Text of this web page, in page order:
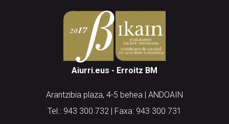
Aiurri.eus - Erroitz BM
Arantzibia plaza, 4-5 behea | ANDOAIN
Tel.: 943 300 732 | Faxa: 943 300 731